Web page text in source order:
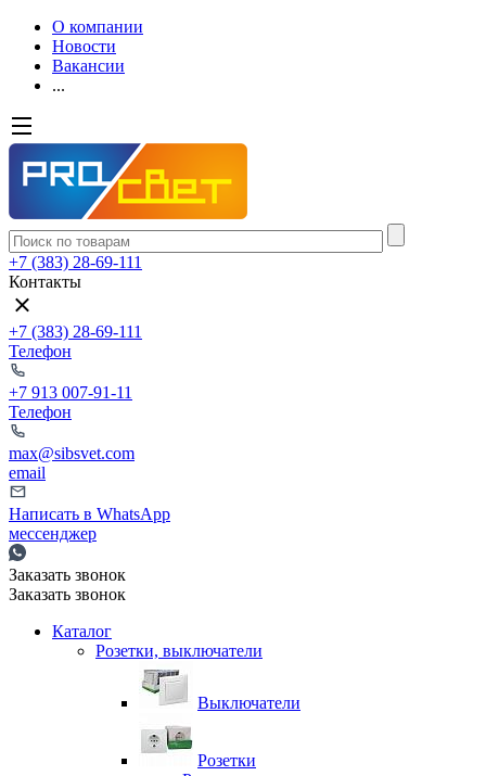
О компании
Новости
Вакансии
...
+7 (383) 28-69-111
Контакты
+7 (383) 28-69-111
Телефон
+7 913 007-91-11
Телефон
max@sibsvet.com
email
Написать в WhatsApp
мессенджер
Заказать звонок
Заказать звонок
Каталог
Розетки, выключатели
Выключатели
Розетки